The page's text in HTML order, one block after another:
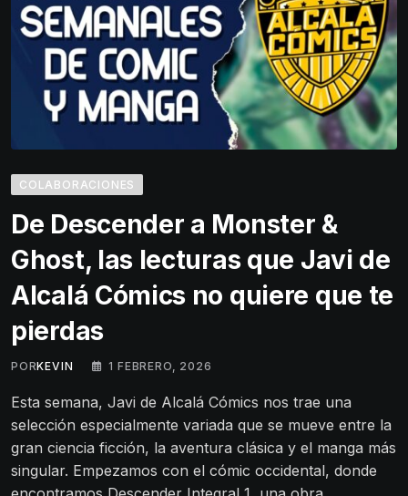
COLABORACIONES
De Descender a Monster &
Ghost, las lecturas que Javi de
Alcalá Cómics no quiere que te
pierdas
PORKEVIN 1 FEBRERO, 2026
Esta semana, Javi de Alcalá Cómics nos trae una
selección especialmente variada que se mueve entre la
gran ciencia ficción, la aventura clásica y el manga más
singular. Empezamos con el cómic occidental, donde